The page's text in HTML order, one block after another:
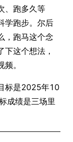
、跑多久等
学跑步。尔后
，跑马这个念
这个想法，
。
标是2025年10
成绩是三场里